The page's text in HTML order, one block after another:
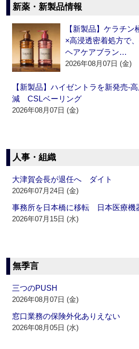
新薬・新製品情報
【新製品】ケラチ
×高浸透密着処方で
ヘアケアブラン…
2026年08月07日 (金)
【新製品】ハイゼントラを新発売‐
減 CSLベーリング
2026年08月07日 (金)
人事・組織
大津賀会長が退任へ ダイト
2026年07月24日 (金)
事務所を日本橋に移転 日本医療機
2026年07月15日 (水)
無季言
三つのPUSH
2026年08月07日 (金)
窓口業務の保険外化ありえない
2026年08月05日 (水)